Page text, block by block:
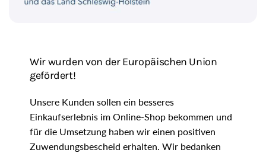
Wir wurden von der Europäischen Union
gefördert!
Unsere Kunden sollen ein besseres
Einkaufserlebnis im Online-Shop bekommen und
für die Umsetzung haben wir einen positiven
Zuwendungsbescheid erhalten. Wir bedanken